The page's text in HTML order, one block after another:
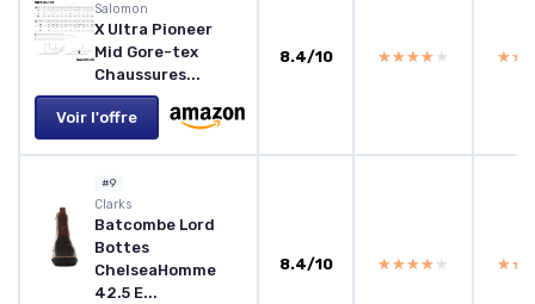
Salomon
X Ultra Pioneer
Mid Gore-tex
Chaussures...
Voir l'offre
8.4/10 ★★★★★
★★★★★
#9
Clarks
Batcombe Lord
Bottes
ChelseaHomme
42.5 E...
8.4/10 ★★★★★
★★★★★